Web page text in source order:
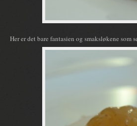
Her er det bare fantasien og smaksløkene som